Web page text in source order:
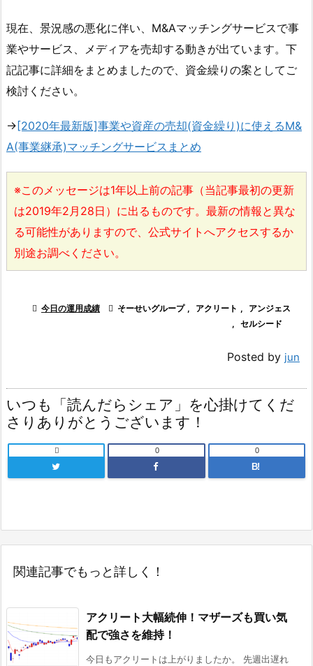
現在、景況感の悪化に伴い、M&Aマッチングサービスで事
業やサービス、メディアを売却する動きが出ています。下
記記事に詳細をまとめましたので、資金繰りの案としてご
検討ください。
→ [2020年最新版]事業や資産の売却(資金繰り)に使えるM&
A(事業継承)マッチングサービスまとめ
※このメッセージは1年以上前の記事（当記事最初の更新
は2019年2月28日）に出るものです。最新の情報と異な
る可能性がありますので、公式サイトへアクセスするか
別途お調べください。
 今日の運用成績  そーせいグループ , アクリート ,
アンジェス
, セルシード
Posted by jun
いつも「読んだらシェア」を心掛けてくだ
さりありがとうございます！
 0
B!
0
関連記事でもっと詳しく！
アクリート大幅続伸！マザーズも買い気
配で強さを維持！
今日もアクリートは上がりましたか。 先週出遅れ